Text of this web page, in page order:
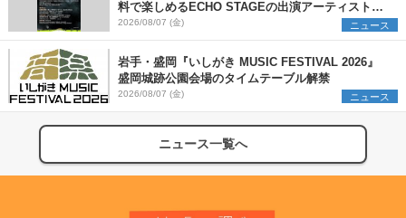
料で楽しめるECHO STAGEの出演アーティストを
発表
2026/08/07 (金) ニュース
岩手・盛岡『いしがき MUSIC FESTIVAL 2026』
盛岡城跡公園会場のタイムテーブル解禁
2026/08/07 (金) ニュース
ニュース一覧へ